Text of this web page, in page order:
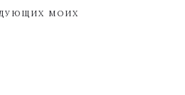
МОИХ